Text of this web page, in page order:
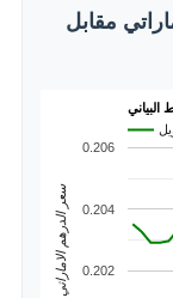
مقابل
0.202
0.204
0.206
سعر الدرهم الاماراتي